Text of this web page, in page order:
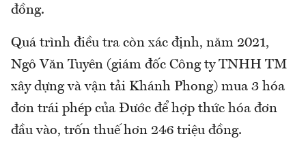
đồng.
Quá trình điều tra còn xác định, năm 2021,
Ngô Văn Tuyên (giám đốc Công ty TNHH TM
xây dựng và vận tải Khánh Phong) mua 3 hóa
đơn trái phép của Đước để hợp thức hóa đơn
đầu vào, trốn thuế hơn 246 triệu đồng.